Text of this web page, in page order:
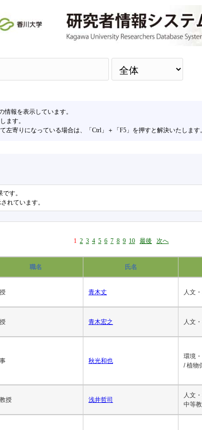
報を表示しています。
ます。
寄りになっている場合は、「Ctrl」＋「F5」を押すと解決いたします。
す。
れています。
1 2 3 4 5 6 7 8 9 10 最後 次へ
職名 氏名
青木丈 人文
青木宏之 人文
秋光和也
環境
/ 植物
授 浅井哲司
人文
中等